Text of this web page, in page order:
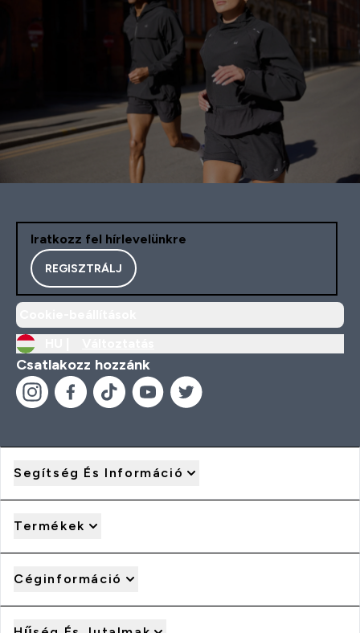
Iratkozz fel hírlevelünkre
REGISZTRÁLJ
Csatlakozz hozzánk
Segítség És Információ
Termékek
Céginformáció